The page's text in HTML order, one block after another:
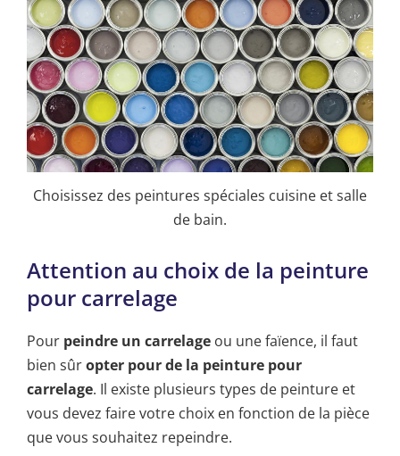
Choisissez des peintures spéciales cuisine et salle
de bain.
Attention au choix de la peinture
pour carrelage
Pour peindre un carrelage ou une faïence, il faut
bien sûropter pour de la peinture pour
carrelage. Il existe plusieurs types de peinture et
vous devez faire votre choix en fonction de la pièce
que vous souhaitez repeindre.